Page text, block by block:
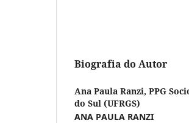
Biografia do Autor
Ana Paula Ranzi, PPG
do Sul (UFRGS)
ANA PAULA RANZI